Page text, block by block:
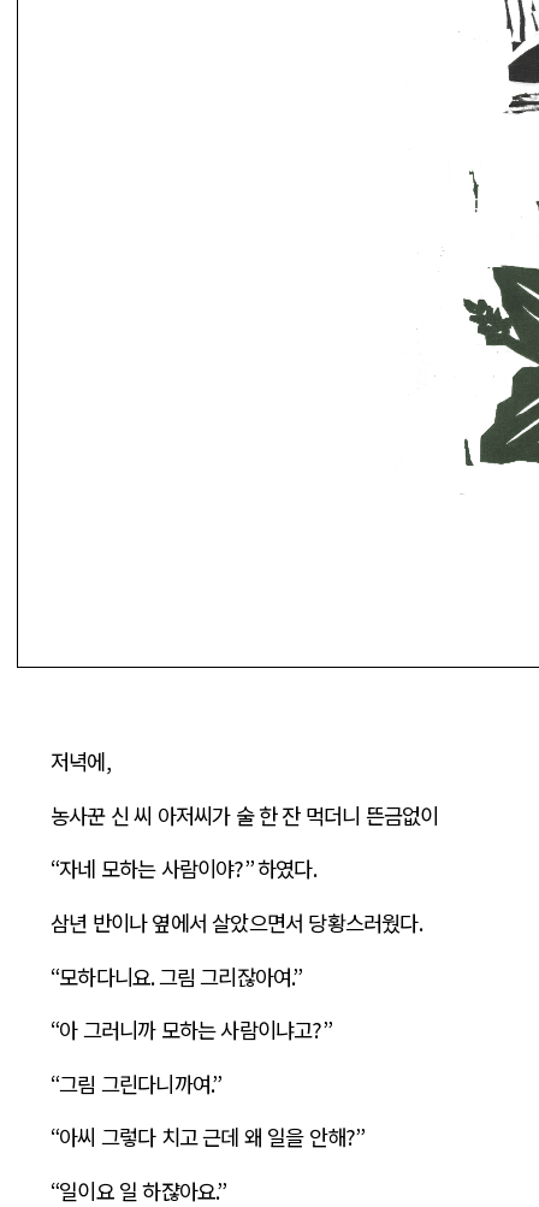
저녁에,
농사꾼 신 씨 아저씨가 술 한 잔 먹더니 뜬금없이
“자네 모하는 사람이야?”하였다.
삼년 반이나 옆에서 살았으면서 당황스러웠다.
“모하다니요.그림 그리잖아여.”
“아 그러니까 모하는 사람이냐고?”
“그림 그린다니까여.”
“아씨 그렇다 치고 근데 왜 일을 안해?”
“일이요 일 하쟎아요.”